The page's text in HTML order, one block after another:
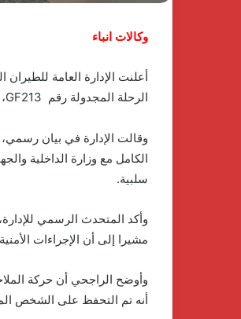
وكالات انباء
أعلنت الإدارة العامة
الرحلة المجدولة رقم GF213، هبطت بسلام في مطار الكويت الدولي، بعد تلقي بلاغ يفيد بوجود قنبلة على متنها.
وقالت الإدارة في بيان رسمي،
الكامل مع وزارة الداخلية
سلبية.
وأكد المتحدث الرسمي
مشيرا إلى أن الإجراءات
وأوضح الراجحي أن حركة
أنه تم التحفظ على الشخص
كومباوند نسيم بالشيخ زايد أحدث